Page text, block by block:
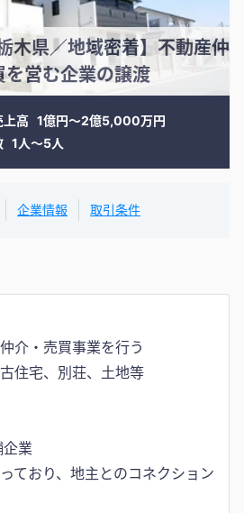
木県／地域密着】不動産仲
を営む企業の譲渡
上高 1億円〜2億5,000万円
1人〜5人
企業情報 取引条件
介・売買事業を行う
住宅、別荘、土地等
企業
ており、地主とのコネクション